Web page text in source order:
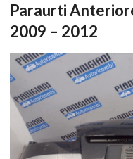
Paraurti
2009 – 2012